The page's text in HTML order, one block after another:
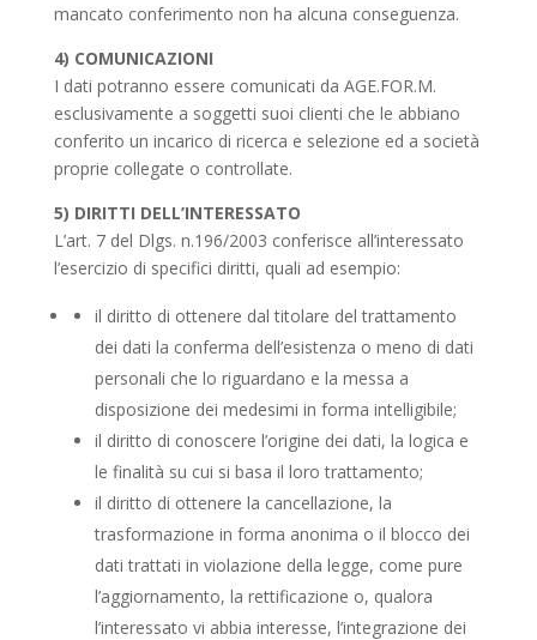
mancato conferimento non ha alcuna conseguenza.
4) COMUNICAZIONI
I dati potranno essere comunicati da AGE.FOR.M.
esclusivamente a soggetti suoi clienti che le abbiano
conferito un incarico di ricerca e selezione ed a società
proprie collegate o controllate.
5) DIRITTI DELL’INTERESSATO
L’art. 7 del Dlgs. n.196/2003 conferisce all’interessato
l’esercizio di specifici diritti, quali ad esempio:
il diritto di ottenere dal titolare del trattamento
dei dati la conferma dell’esistenza o meno di dati
personali che lo riguardano e la messa a
disposizione dei medesimi in forma intelligibile;
il diritto di conoscere l’origine dei dati, la logica e
le finalità su cui si basa il loro trattamento;
il diritto di ottenere la cancellazione, la
trasformazione in forma anonima o il blocco dei
dati trattati in violazione della legge, come pure
l’aggiornamento, la rettificazione o, qualora
l’interessato vi abbia interesse, l’integrazione dei